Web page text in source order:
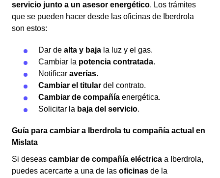
servicio junto a un asesor energético. Los trámites
que se pueden hacer desde las oficinas de Iberdrola
son estos:
Dar de alta y baja la luz y el gas.
Cambiar la potencia contratada.
Notificar averías.
Cambiar el titular del contrato.
Cambiar de compañía energética.
Solicitar la baja del servicio.
Guía para cambiar a Iberdrola tu compañía actual en
Mislata
Si deseas cambiar de compañía eléctrica a Iberdrola,
puedes acercarte a una de las oficinas de la